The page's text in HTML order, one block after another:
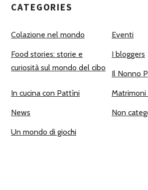
CATEGORIES
Colazione nel mondo Eventi
Food stories: storie e
curiosità sul mondo del cibo
I bloggers
Il Nonno
In cucina con Pattìni
News Non
Un mondo di giochi